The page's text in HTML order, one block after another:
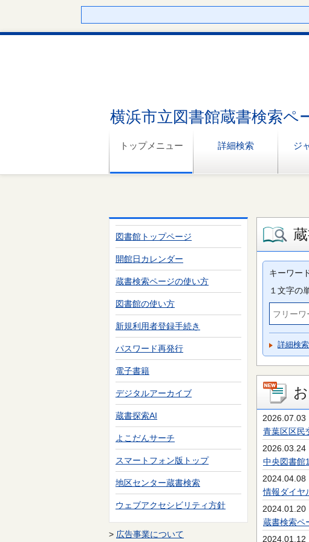
横浜市立図書館蔵書検索ペ
トップメニュー 詳細検索 ジ
図書館トップページ
開館日カレンダー
蔵書検索ページの使い方
図書館の使い方
新規利用者登録手続き
パスワード再発行
電子書籍
デジタルアーカイブ
蔵書探索AI
よこだんサーチ
スマートフォン版トップ
地区センター蔵書検索
ウェブアクセシビリティ方針
> 広告事業について
キーワー
１文字の
詳細検索
2026.07.03
青葉区区民
2026.03.24
中央図書館
2024.04.08
情報ダイヤ
2024.01.20
蔵書検索ペ
2024.01.12